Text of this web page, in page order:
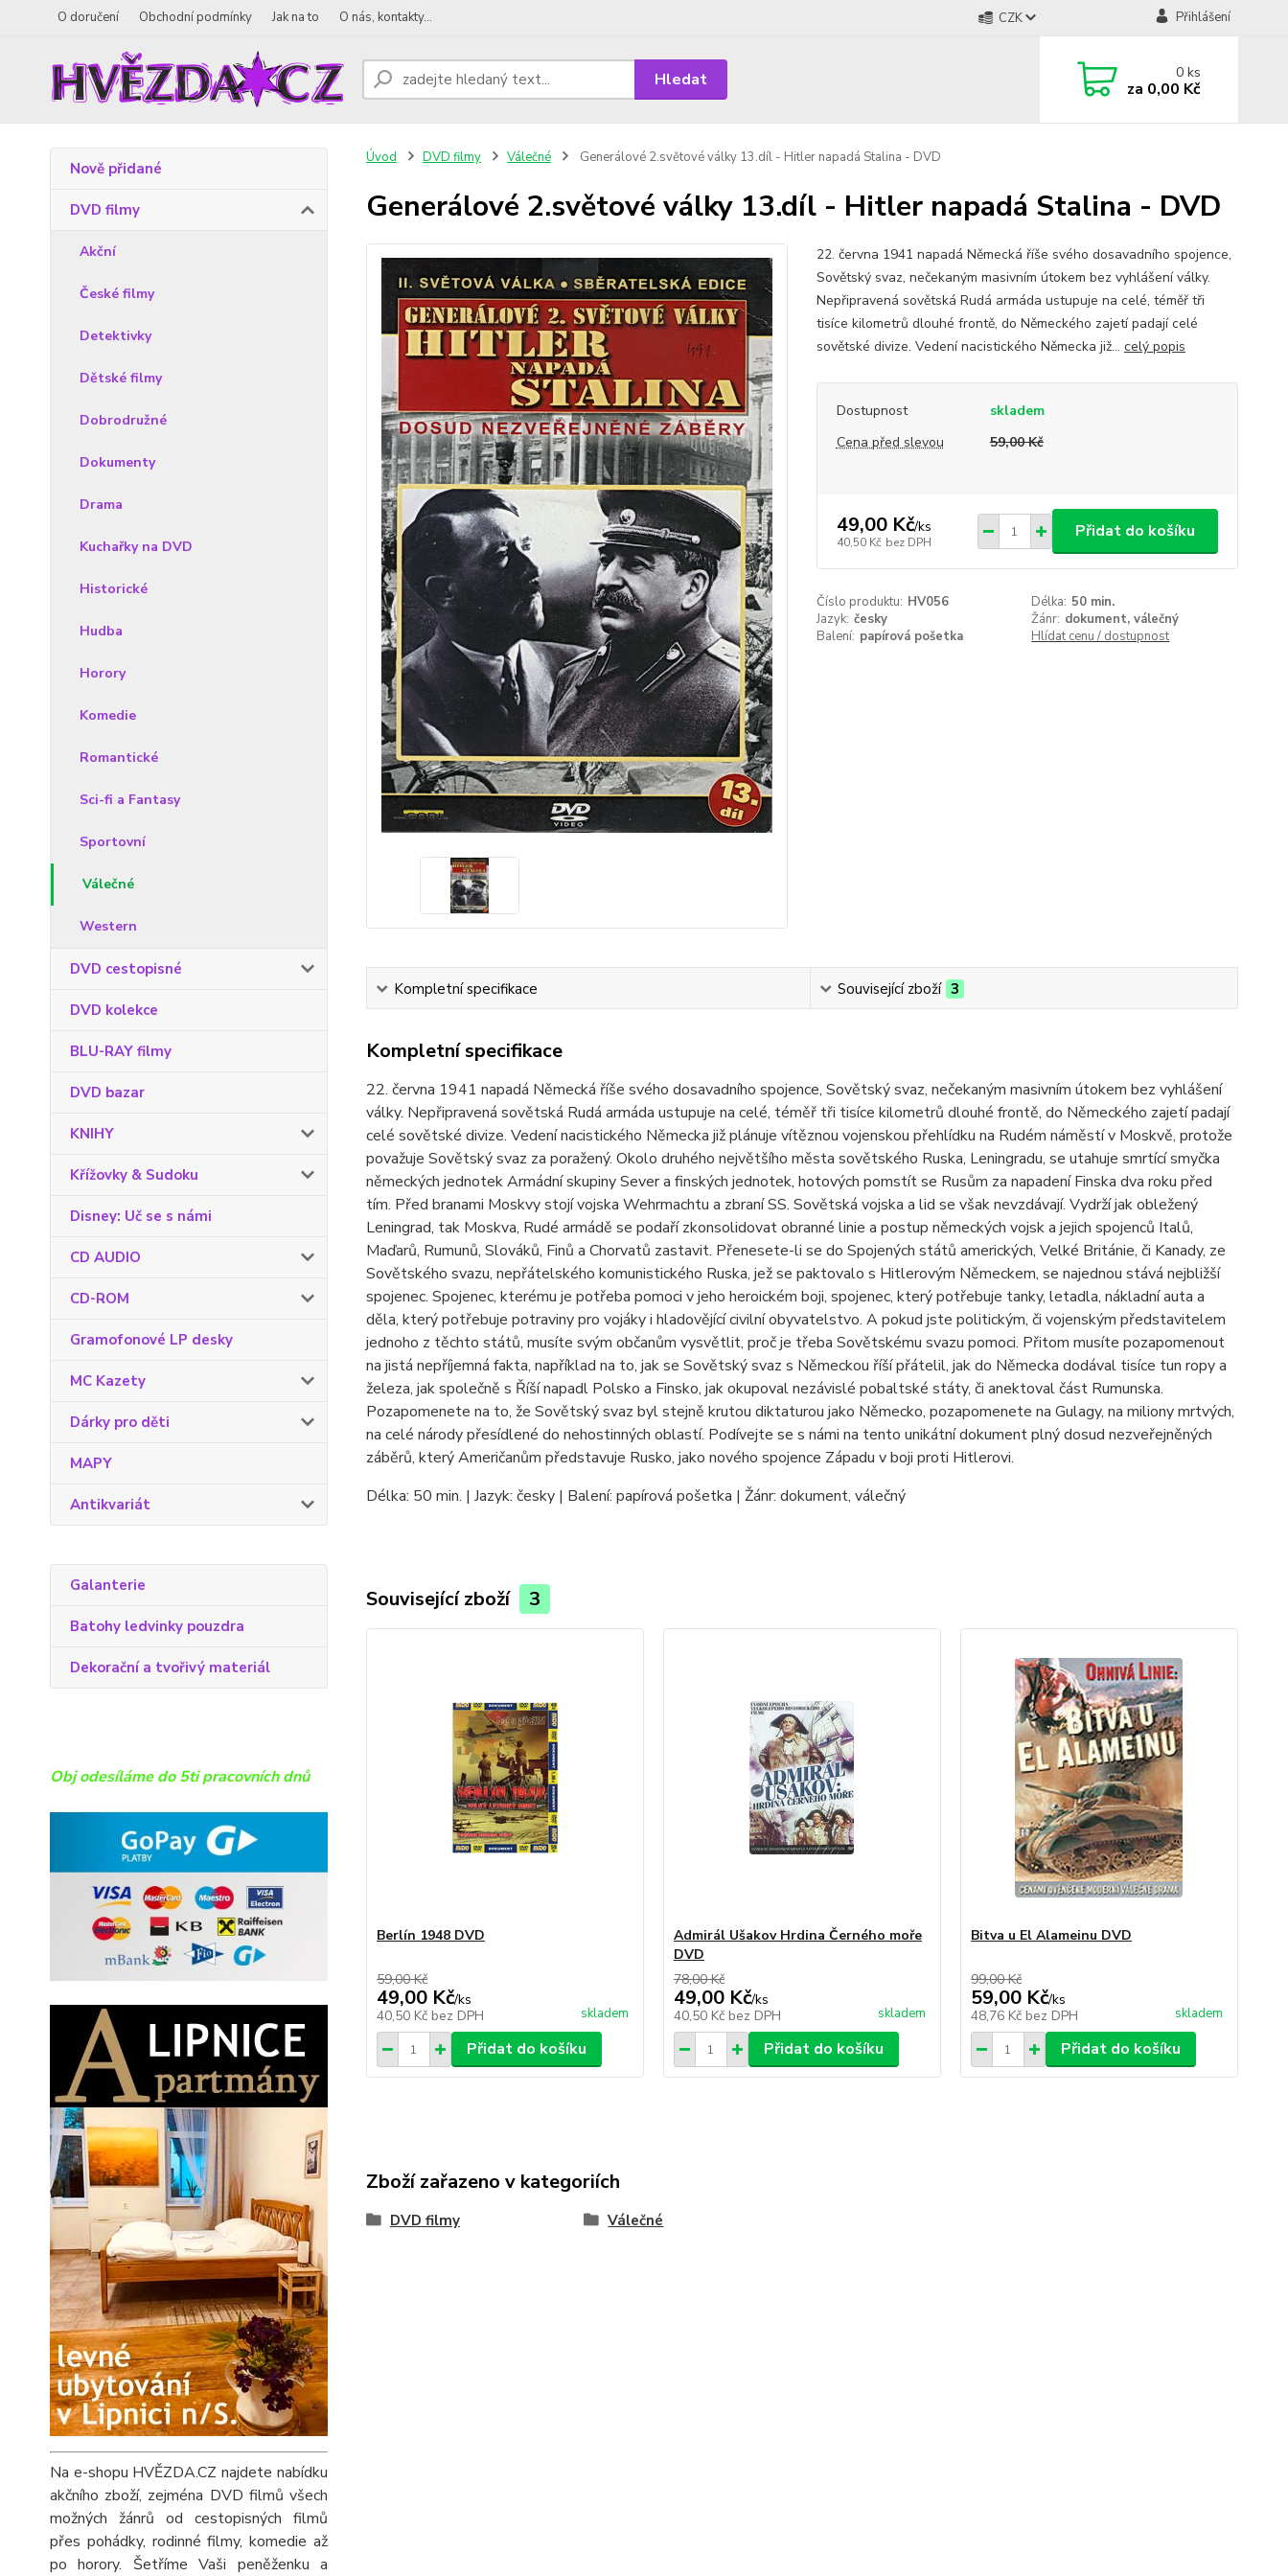
O doručení Obchodní podmínky Jak na to O nás, kontakty... CZK Přihlášení
Hledat 0ks
za 0,00 Kč
Nově přidané
DVD filmy
Akční
České filmy
Detektivky
Dětské filmy
Dobrodružné
Dokumenty
Drama
Kuchařky na DVD
Historické
Hudba
Horory
Komedie
Romantické
Sci-fi a Fantasy
Sportovní
Válečné
Western
DVD cestopisné
DVD kolekce
BLU-RAY filmy
DVD bazar
KNIHY
Křížovky & Sudoku
Disney: Uč se s námi
CD AUDIO
CD-ROM
Gramofonové LP desky
MC Kazety
Dárky pro děti
MAPY
Antikvariát
Galanterie
Batohy ledvinky pouzdra
Dekorační a tvořivý materiál
Obj odesíláme do 5ti pracovních dnů
Na e-shopu HVĚZDA.CZ najdete nabídku
akčního zboží, zejména DVD filmů všech
možných žánrů od cestopisných filmů
přes pohádky, rodinné filmy, komedie až
po horory. Šetříme Vaši peněženku a
Úvod DVD filmy Válečné Generálové 2.světové války 13.díl - Hitler napadá Stalina - DVD
Generálové 2.světové války 13.díl - Hitler napadá Stalina - DVD
22. června 1941 napadá Německá říše svého dosavadního spojence,
Sovětský svaz, nečekaným masivním útokem bez vyhlášení války.
Nepřipravená sovětská Rudá armáda ustupuje na celé, téměř tři
tisíce kilometrů dlouhé frontě, do Německého zajetí padají celé
sovětské divize. Vedení nacistického Německa již... celý popis
Dostupnost
skladem
Cena před slevou
59,00 Kč
49,00 Kč/ks
40,50 Kč bez DPH
Přidat do košíku
Číslo produktu: HV056 Délka: 50 min.
Jazyk: česky Žánr: dokument, válečný
Balení: papírová pošetka Hlídat cenu / dostupnost
Kompletní specifikace Související zboží 3
Kompletní specifikace
22. června 1941 napadá Německá říše svého dosavadního spojence, Sovětský svaz, nečekaným masivním útokem bez vyhlášení
války. Nepřipravená sovětská Rudá armáda ustupuje na celé, téměř tři tisíce kilometrů dlouhé frontě, do Německého zajetí padají
celé sovětské divize. Vedení nacistického Německa již plánuje vítěznou vojenskou přehlídku na Rudém náměstí v Moskvě, protože
považuje Sovětský svaz za poražený. Okolo druhého největšího města sovětského Ruska, Leningradu, se utahuje smrtící smyčka
německých jednotek Armádní skupiny Sever a finských jednotek, hotových pomstít se Rusům za napadení Finska dva roku před
tím. Před branami Moskvy stojí vojska Wehrmachtu a zbraní SS. Sovětská vojska a lid se však nevzdávají. Vydrží jak obležený
Leningrad, tak Moskva, Rudé armádě se podaří zkonsolidovat obranné linie a postup německých vojsk a jejich spojenců Italů,
Maďarů, Rumunů, Slováků, Finů a Chorvatů zastavit. Přenesete-li se do Spojených států amerických, Velké Británie, či Kanady, ze
Sovětského svazu, nepřátelského komunistického Ruska, jež se paktovalo s Hitlerovým Německem, se najednou stává nejbližší
spojenec. Spojenec, kterému je potřeba pomoci v jeho heroickém boji, spojenec, který potřebuje tanky, letadla, nákladní auta a
děla, který potřebuje potraviny pro vojáky i hladovějící civilní obyvatelstvo. A pokud jste politickým, či vojenským představitelem
jednoho z těchto států, musíte svým občanům vysvětlit, proč je třeba Sovětskému svazu pomoci. Přitom musíte pozapomenout
na jistá nepříjemná fakta, například na to, jak se Sovětský svaz s Německou říší přátelil, jak do Německa dodával tisíce tun ropy a
železa, jak společně s Říší napadl Polsko a Finsko, jak okupoval nezávislé pobaltské státy, či anektoval část Rumunska.
Pozapomenete na to, že Sovětský svaz byl stejně krutou diktaturou jako Německo, pozapomenete na Gulagy, na miliony mrtvých,
na celé národy přesídlené do nehostinných oblastí. Podívejte se s námi na tento unikátní dokument plný dosud nezveřejněných
záběrů, který Američanům představuje Rusko, jako nového spojence Západu v boji proti Hitlerovi.
Délka: 50 min. | Jazyk: česky | Balení: papírová pošetka | Žánr: dokument, válečný
Související zboží 3
Berlín 1948 DVD
59,00 Kč
49,00 Kč/ks
40,50 Kč bez DPH skladem
Přidat do košíku
Admirál Ušakov Hrdina Černého moře
DVD
78,00 Kč
49,00 Kč/ks
40,50 Kč bez DPH skladem
Přidat do košíku
Bitva u El Alameinu DVD
99,00 Kč
59,00 Kč/ks
48,76 Kč bez DPH skladem
Přidat do košíku
Zboží zařazeno v kategoriích
DVD filmy Válečné